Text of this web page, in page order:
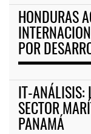
HONDURAS
POR
IT-ANÁLISIS:
SECTOR
PANAMÁ